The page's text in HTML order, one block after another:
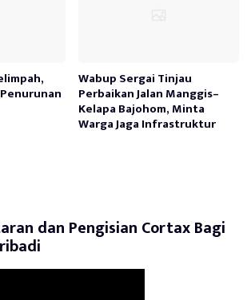
Wabup Sergai Tinjau
Perbaikan Jalan Manggis–
Kelapa Bajohom, Minta
Warga Jaga Infrastruktur
dan Pengisian Cortax Bagi